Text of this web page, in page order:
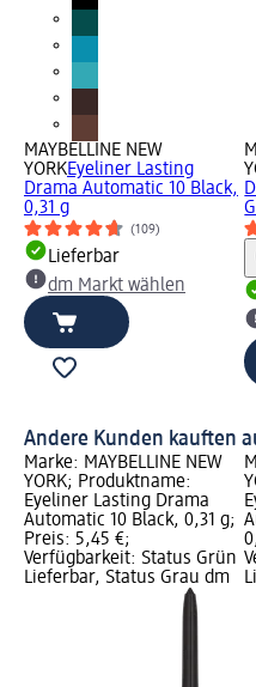
MAYBELLINE NEW
YORKEyeliner Lasting
Drama Automatic 10 Black,
0,31 g
(109)
Lieferbar
dm Markt wählen
Andere Kunden kauften
Marke: MAYBELLINE NEW
YORK; Produktname:
Eyeliner Lasting Drama
Automatic 10 Black, 0,31 g;
Preis: 5,45 €;
Verfügbarkeit: Status Grün
Lieferbar, Status Grau dm